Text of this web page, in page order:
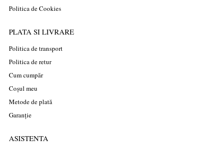
Politica de Cookies
PLATA SI LIVRARE
Politica de transport
Politica de retur
Cum cumpăr
Coșul meu
Metode de plată
Garanție
ASISTENTA